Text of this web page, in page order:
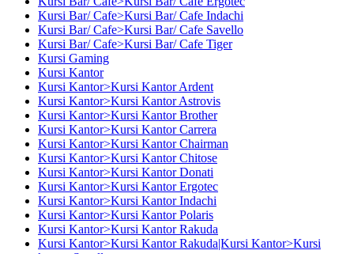
Kursi Bar/ Cafe>Kursi Bar/ Cafe Indachi
Kursi Bar/ Cafe>Kursi Bar/ Cafe Savello
Kursi Bar/ Cafe>Kursi Bar/ Cafe Tiger
Kursi Gaming
Kursi Kantor
Kursi Kantor>Kursi Kantor Ardent
Kursi Kantor>Kursi Kantor Astrovis
Kursi Kantor>Kursi Kantor Brother
Kursi Kantor>Kursi Kantor Carrera
Kursi Kantor>Kursi Kantor Chairman
Kursi Kantor>Kursi Kantor Chitose
Kursi Kantor>Kursi Kantor Donati
Kursi Kantor>Kursi Kantor Ergotec
Kursi Kantor>Kursi Kantor Indachi
Kursi Kantor>Kursi Kantor Polaris
Kursi Kantor>Kursi Kantor Rakuda
Kursi Kantor>Kursi Kantor Rakuda|Kursi Kantor>Kursi